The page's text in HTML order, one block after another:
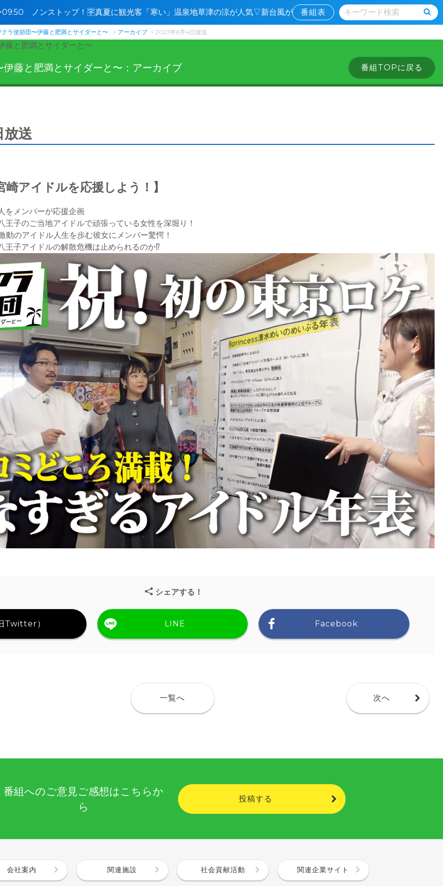
ノンストップ！🈑真夏に観光客「寒い」温泉地草津の涼が人気▽新台風が
か
番組表
ラ使節団〜伊藤と肥満とサイダーと〜 アーカイブ 2023年6月4日放送
藤と肥満とサイダーと〜：アーカイブ 番組TOPに戻る
送
アイドルを応援しよう！】
をメンバーが応援企画
王子のご当地アイドルで頑張っている女性を深堀り！
動のアイドル人生を歩む彼女にメンバー驚愕！
王子アイドルの解散危機は止められるのか⁉
シェアする！
Twitter） LINE Facebook
一覧へ 次へ
番組へのご意見ご感想はこちらか
ら
投稿する
会社案内 関連施設 社会貢献活動 関連企業サイト